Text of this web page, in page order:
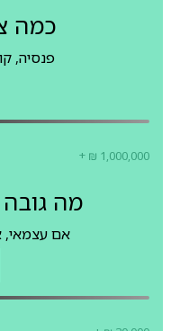
כמה
פנסיה,
+ ₪ 1,000,000
מה
אם עצמאי,